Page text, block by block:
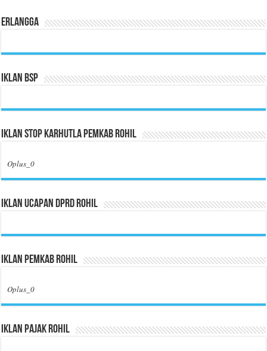
Erlangga
Iklan BSP
Iklan Stop Karhutla Pemkab Rohil
Oplus_0
Iklan Ucapan DPRD Rohil
Iklan Pemkab Rohil
Oplus_0
Iklan Pajak Rohil